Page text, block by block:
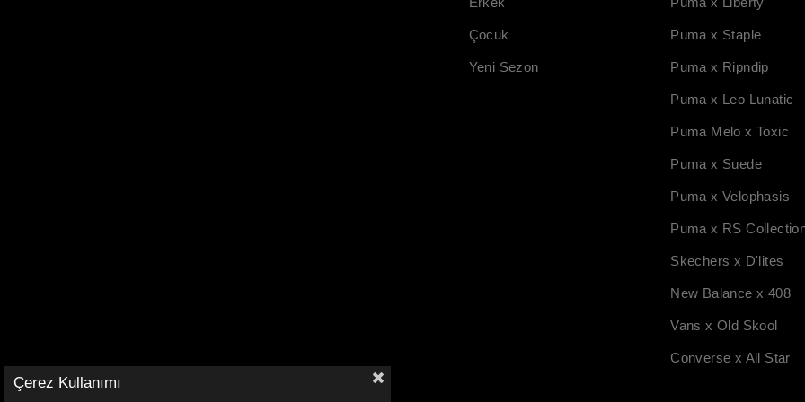
Çocuk
Yeni Sezon
Puma x Staple
Puma x Ripndip
Puma x Leo Lunatic
Puma Melo x Toxic
Puma x Suede
Puma x Velophasis
Puma x RS
Skechers x D'lites
New Balance x 408
Vans x Old Skool
Converse x All Star
Çerez Kullanımı